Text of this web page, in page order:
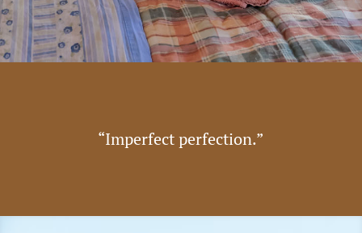
“Imperfect perfection.”